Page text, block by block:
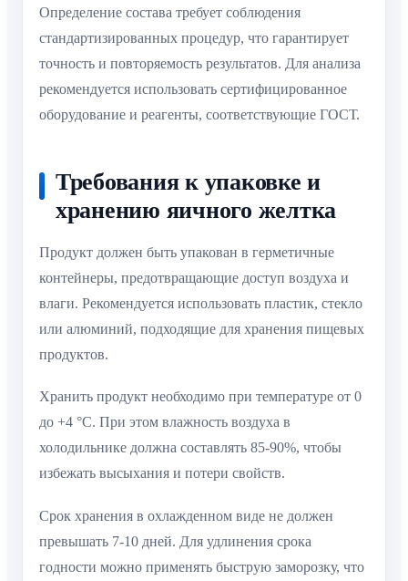
Определение состава требует соблюдения
стандартизированных процедур, что гарантирует
точность и повторяемость результатов. Для анализа
рекомендуется использовать сертифицированное
оборудование и реагенты, соответствующие ГОСТ.
Требования к упаковке и
хранению яичного желтка
Продукт должен быть упакован в герметичные
контейнеры, предотвращающие доступ воздуха и
влаги. Рекомендуется использовать пластик, стекло
или алюминий, подходящие для хранения пищевых
продуктов.
Хранить продукт необходимо при температуре от 0
до +4 °C. При этом влажность воздуха в
холодильнике должна составлять 85-90%, чтобы
избежать высыхания и потери свойств.
Срок хранения в охлажденном виде не должен
превышать 7-10 дней. Для удлинения срока
годности можно применять быструю заморозку, что